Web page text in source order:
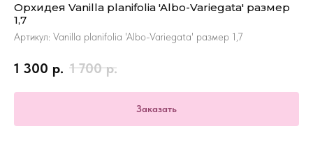
Орхидея Vanilla planifolia 'Albo-Variegata' размер
1,7
Артикул: Vanilla planifolia 'Albo-Variegata' размер 1,7
1 300 р. 1 700 р.
Заказать